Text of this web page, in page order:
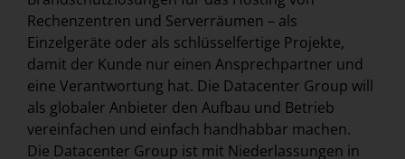
Rechenzentren und Serverräumen – als
Einzelgeräte oder als schlüsselfertige Projekte,
damit der Kunde nur einen Ansprechpartner und
eine Verantwortung hat. Die Datacenter Group will
als globaler Anbieter den Aufbau und Betrieb
vereinfachen und einfach handhabbar machen.
Die Datacenter Group ist mit Niederlassungen in